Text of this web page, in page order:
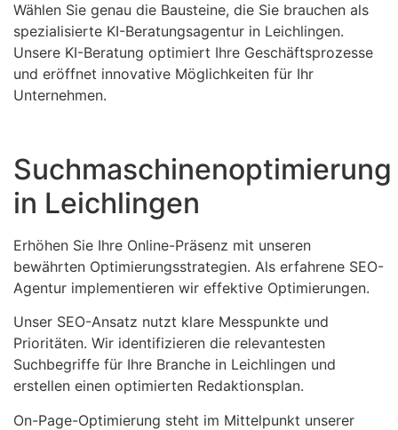
Wählen Sie genau die Bausteine, die Sie brauchen als
spezialisierte KI-Beratungsagentur in Leichlingen.
Unsere KI-Beratung optimiert Ihre Geschäftsprozesse
und eröffnet innovative Möglichkeiten für Ihr
Unternehmen.
Suchmaschinenoptimierung
in Leichlingen
Erhöhen Sie Ihre Online-Präsenz mit unseren
bewährten Optimierungsstrategien. Als erfahrene SEO-
Agentur implementieren wir effektive Optimierungen.
Unser SEO-Ansatz nutzt klare Messpunkte und
Prioritäten. Wir identifizieren die relevantesten
Suchbegriffe für Ihre Branche in Leichlingen und
erstellen einen optimierten Redaktionsplan.
On-Page-Optimierung steht im Mittelpunkt unserer